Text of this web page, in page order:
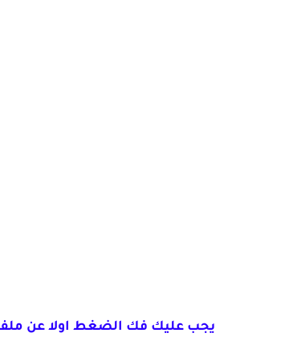
يجب عليك فك الضغط اولا عن